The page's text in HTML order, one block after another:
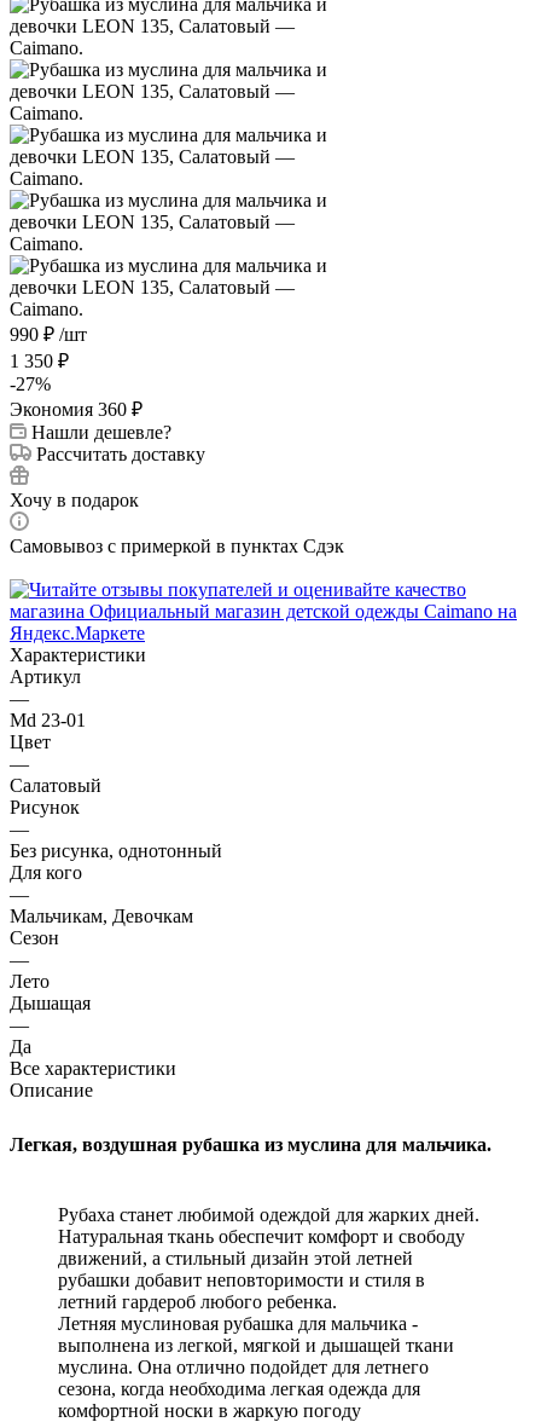
990 ₽ /шт
1 350 ₽
-27%
Экономия 360 ₽
Нашли дешевле?
Рассчитать доставку
Хочу в подарок
Самовывоз с примеркой в пунктах Сдэк
Характеристики
Артикул
—
Md 23-01
Цвет
—
Салатовый
Рисунок
—
Без рисунка, однотонный
Для кого
—
Мальчикам, Девочкам
Сезон
—
Лето
Дышащая
—
Да
Все характеристики
Описание
Легкая, воздушная рубашка из муслина для мальчика.
Рубаха станет любимой одеждой для жарких дней.
Натуральная ткань обеспечит комфорт и свободу
движений, а стильный дизайн этой летней
рубашки добавит неповторимости и стиля в
летний гардероб любого ребенка.
Летняя муслиновая рубашка для мальчика -
выполнена из легкой, мягкой и дышащей ткани
муслина. Она отлично подойдет для летнего
сезона, когда необходима легкая одежда для
комфортной носки в жаркую погоду